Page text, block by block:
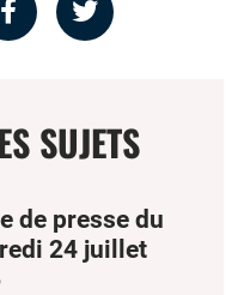
sur
SUJETS
de presse du
24 juillet